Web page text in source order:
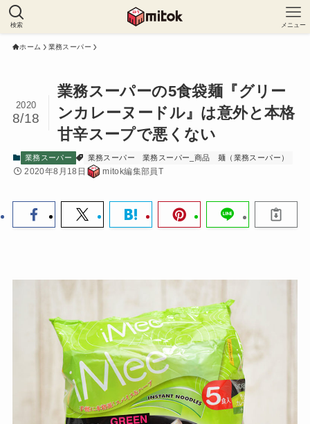
検索 メニュー
ホーム 業務スーパー
業務スーパーの5食袋麺『グリー
ンカレーヌードル』は意外と本格
甘辛スープで悪くない
2020
8/18
業務スーパー 業務スーパー 業務スーパー_商品 麺（業務スーパー）
2020年8月18日 mitok編集部員T